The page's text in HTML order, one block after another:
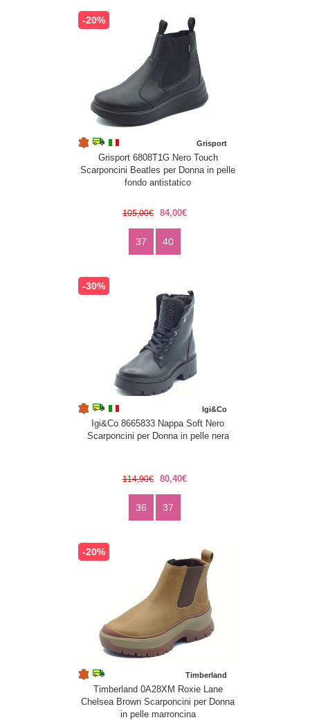
-20%
Grisport
Grisport 6808T1G Nero Touch
Scarponcini Beatles per Donna in pelle
fondo antistatico
105,00€ 84,00€
37 40
-30%
Igi&Co
Igi&Co 8665833 Nappa Soft Nero
Scarponcini per Donna in pelle nera
114,90€ 80,40€
36 37
-20%
Timberland
Timberland 0A28XM Roxie Lane
Chelsea Brown Scarponcini per Donna
in pelle marroncina